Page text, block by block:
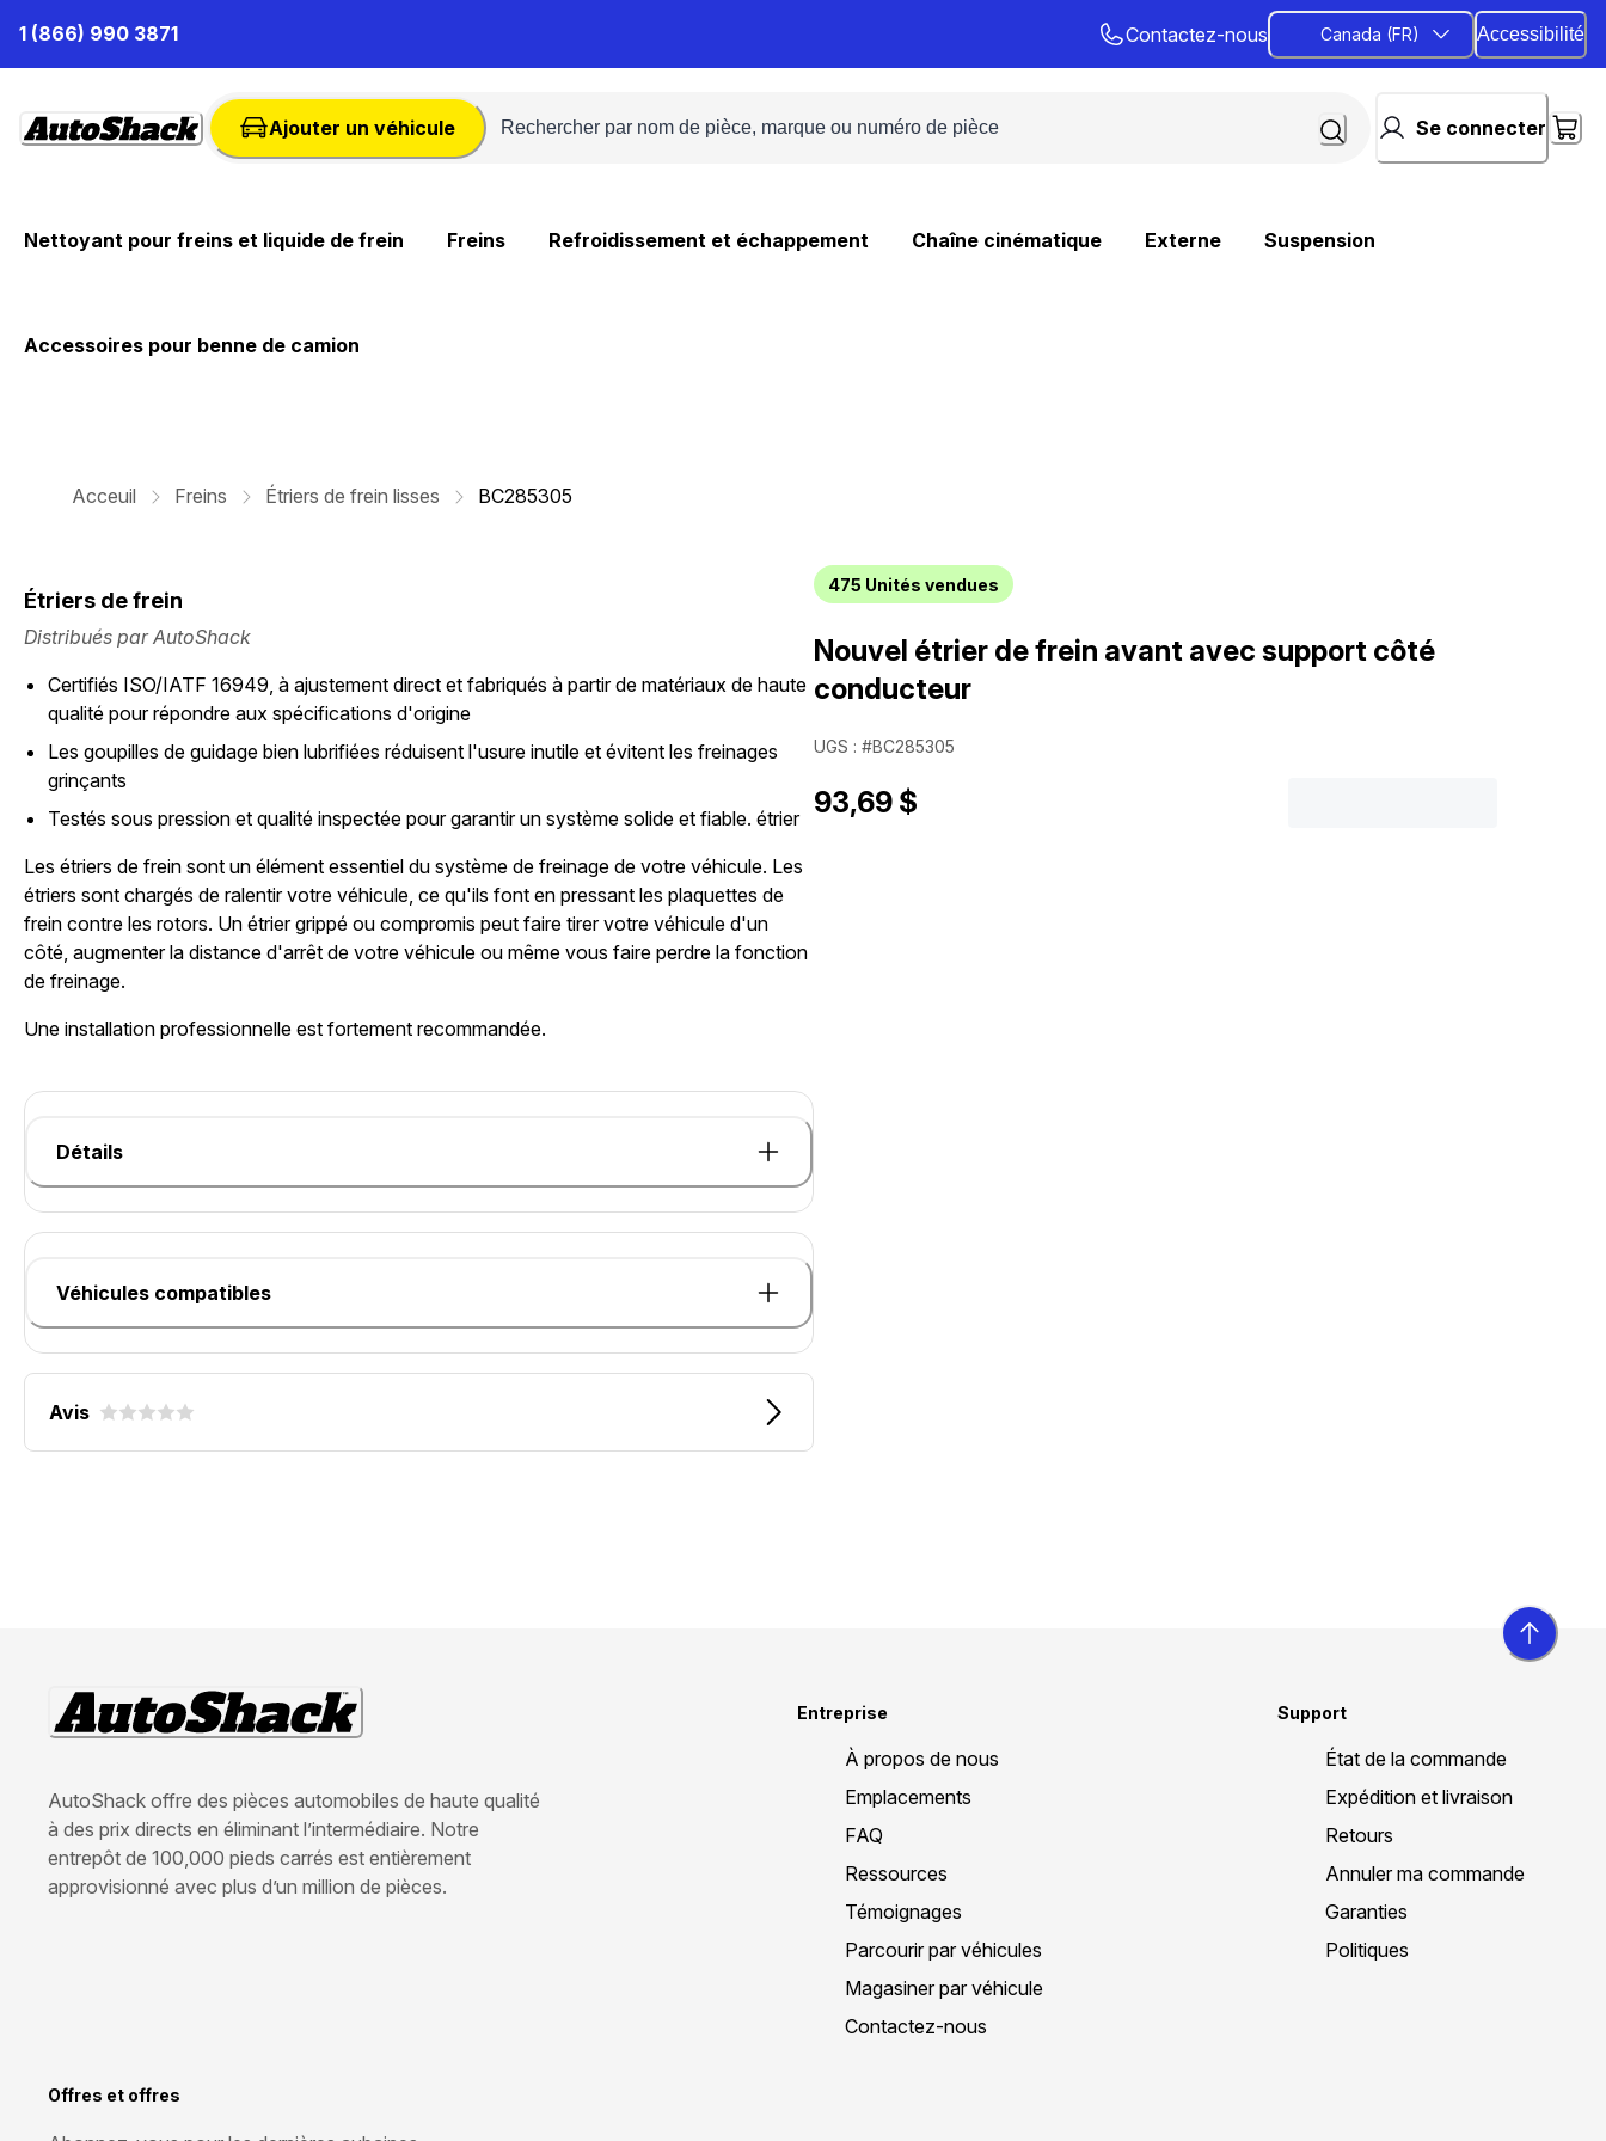
contenu
1 (866) 990 3871 Contactez-nous Canada (FR) Accessibilité
Ajouter un véhicule Se connecter
Nettoyant pour freins et liquide de frein Freins Refroidissement et échappement Chaîne cinématique Externe Suspension
Accessoires pour benne de camion
Acceuil Freins Étriers de frein lisses BC285305
Étriers de frein
Distribués par AutoShack
Certifiés ISO/IATF 16949, à ajustement direct et fabriqués à partir de matériaux de haute
qualité pour répondre aux spécifications d'origine
Les goupilles de guidage bien lubrifiées réduisent l'usure inutile et évitent les freinages
grinçants
Testés sous pression et qualité inspectée pour garantir un système solide et fiable. étrier
Les étriers de frein sont un élément essentiel du système de freinage de votre véhicule. Les
étriers sont chargés de ralentir votre véhicule, ce qu'ils font en pressant les plaquettes de
frein contre les rotors. Un étrier grippé ou compromis peut faire tirer votre véhicule d'un
côté, augmenter la distance d'arrêt de votre véhicule ou même vous faire perdre la fonction
de freinage.
Une installation professionnelle est fortement recommandée.
Détails
Véhicules compatibles
Avis
475 Unités vendues
Nouvel étrier de frein avant avec support côté
conducteur
UGS : #BC285305
93,69 $
AutoShack offre des pièces automobiles de haute qualité
à des prix directs en éliminant l’intermédiaire. Notre
entrepôt de 100,000 pieds carrés est entièrement
approvisionné avec plus d’un million de pièces.
Entreprise
À propos de nous
Emplacements
FAQ
Ressources
Témoignages
Parcourir par véhicules
Magasiner par véhicule
Contactez-nous
Support
État de la commande
Expédition et livraison
Retours
Annuler ma commande
Garanties
Politiques
Offres et offres